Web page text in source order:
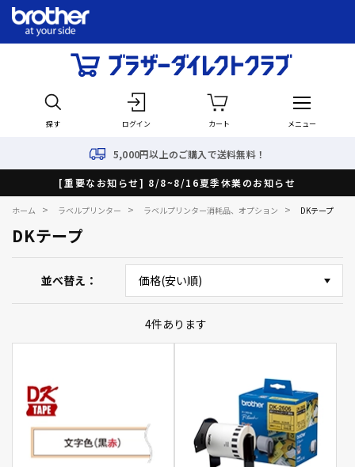
探す ログイン カート メニュー
5,000円以上のご購入で送料無料！
[重要なお知らせ] 8/8~8/16夏季休業のお知らせ
ホーム > ラベルプリンター > ラベルプリンター消耗品、オプション > DKテープ
DKテープ
並べ替え
4件あります